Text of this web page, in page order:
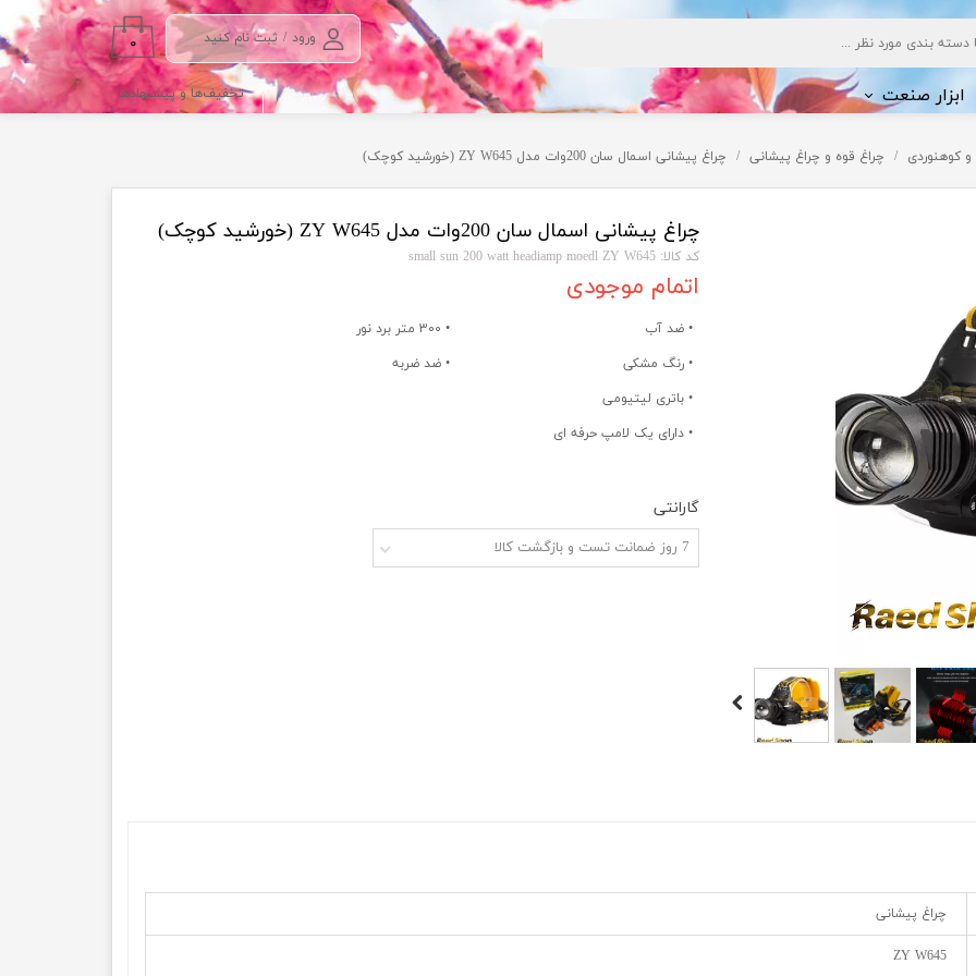
ورود / ثبت نام کنید
حساب کاربری من
تغییر گذر واژه
خروج از حساب
۰
ابزار صنعت تخفیف‌ها و پیشنهادها
کوهنوردی چراغ قوه و چراغ پیشانی چراغ پیشانی اسمال سان 200وات مدل ZY W645 (خورشید کوچک)
چراغ پیشانی اسمال سان 200وات مدل ZY W645 (خورشید کوچک)
کد کالا: small sun 200 watt headiamp moedl ZY W645
اتمام موجودی
• ضد آب
• 300 متر برد نور
• رنگ مشکی
• ضد ضربه
• باتری لیتیومی
• دارای یک لامپ حرفه ای
گارانتی
7 روز ضمانت تست و بازگشت کالا
چراغ پیشانی
ZY W645